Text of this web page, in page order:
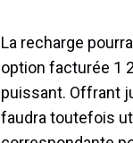
La recharge
option facturée 1
puissant. Offrant
faudra toutefois